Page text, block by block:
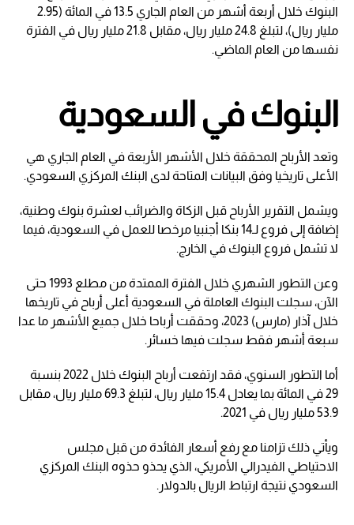
البنوك خلال أربعة أشهر من العام الجاري 13.5 في المائة (2.95
مليار ريال)، لتبلغ 24.8 مليار ريال، مقابل 21.8 مليار ريال في الفترة
نفسها من العام الماضي.
البنوك في السعودية
وتعد الأرباح المحققة خلال الأشهر الأربعة في العام الجاري هي
الأعلى تاريخيا وفق البيانات المتاحة لدى البنك المركزي السعودي.
ويشمل التقرير الأرباح قبل الزكاة والضرائب لعشرة بنوك وطنية،
إضافة إلى فروع لـ14 بنكا أجنبيا مرخصا للعمل في السعودية، فيما
لا تشمل فروع البنوك في الخارج.
وعن التطور الشهري خلال الفترة الممتدة من مطلع 1993 حتى
الآن، سجلت البنوك العاملة في السعودية أعلى أرباح في تاريخها
خلال آذار (مارس) 2023، وحققت أرباحا خلال جميع الأشهر ما عدا
سبعة أشهر فقط سجلت فيها خسائر.
أما التطور السنوي، فقد ارتفعت أرباح البنوك خلال 2022 بنسبة
29 في المائة بما يعادل 15.4 مليار ريال، لتبلغ 69.3 مليار ريال، مقابل
53.9 مليار ريال في 2021.
ويأتي ذلك تزامنا مع رفع أسعار الفائدة من قبل مجلس
الاحتياطي الفيدرالي الأمريكي، الذي يحذو حذوه البنك المركزي
السعودي نتيجة ارتباط الريال بالدولار.